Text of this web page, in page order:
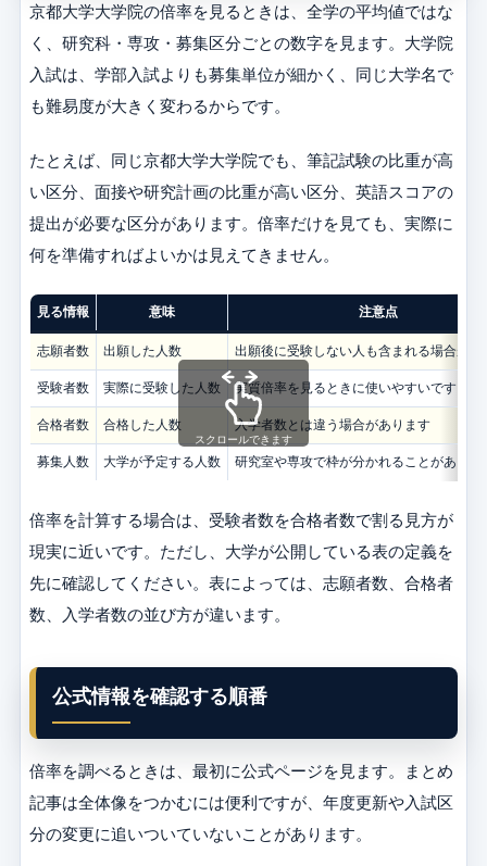
京都大学大学院の倍率を見るときは、全学の平均値ではな
く、研究科・専攻・募集区分ごとの数字を見ます。大学院
入試は、学部入試よりも募集単位が細かく、同じ大学名で
も難易度が大きく変わるからです。
たとえば、同じ京都大学大学院でも、筆記試験の比重が高
い区分、面接や研究計画の比重が高い区分、英語スコアの
提出が必要な区分があります。倍率だけを見ても、実際に
何を準備すればよいかは見えてきません。
見る情報 意味 注意点
志願者数 出願した人数 出願後に受験しない人も含まれる場合があ
受験者数 実際に受験した人数 実質倍率を見るときに使いやすいです
合格者数 合格した人数 入学者数とは違う場合があります
募集人数 大学が予定する人数 研究室や専攻で枠が分かれることがありま
スクロールできます
倍率を計算する場合は、受験者数を合格者数で割る見方が
現実に近いです。ただし、大学が公開している表の定義を
先に確認してください。表によっては、志願者数、合格者
数、入学者数の並び方が違います。
公式情報を確認する順番
倍率を調べるときは、最初に公式ページを見ます。まとめ
記事は全体像をつかむには便利ですが、年度更新や入試区
分の変更に追いついていないことがあります。